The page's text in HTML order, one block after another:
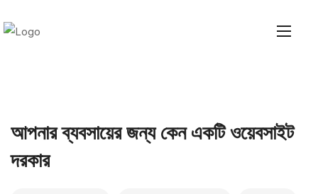
আপনার ব্যবসায়ের জন্য কেন একটি ওয়েবসাইট
দরকার